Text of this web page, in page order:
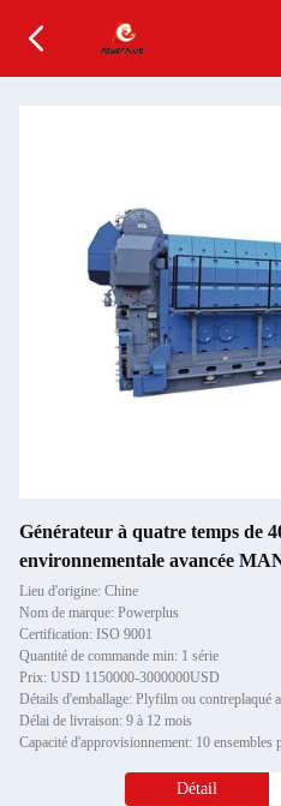
Générateur à quatre temps de
environnementale avancée
Lieu d'origine: Chine
Nom de marque: Powerplus
Certification: ISO 9001
Quantité de commande min: 1 série
Prix: USD 1150000-3000000USD
Détails d'emballage: Plyfilm ou contreplaqué
Délai de livraison: 9 à 12 mois
Capacité d'approvisionnement: 10 ensembles
Détail